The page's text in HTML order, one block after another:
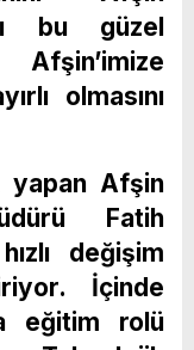
bu güzel
olmasını
yapan Afşin
Fatih
değişim
İçinde
eğitim rolü